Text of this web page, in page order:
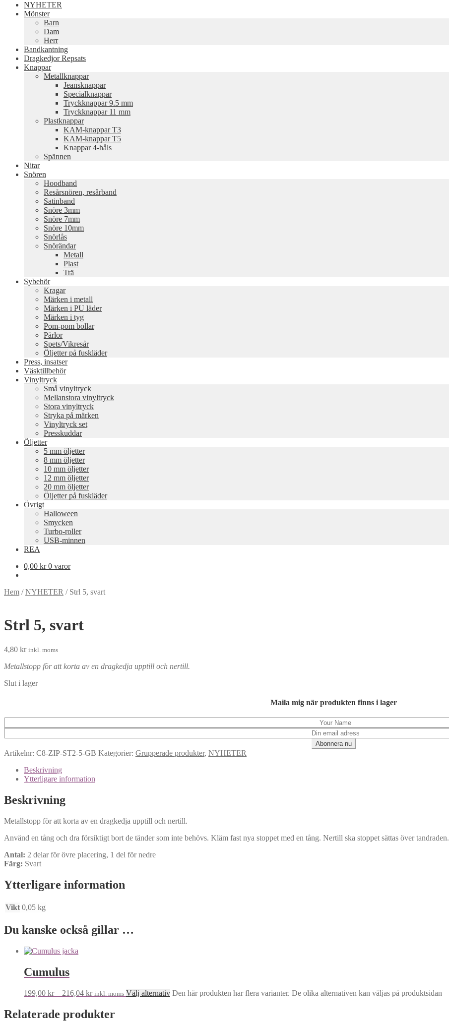
NYHETER
Mönster
Barn
Dam
Herr
Bandkantning
Dragkedjor Repsats
Knappar
Metallknappar
Jeansknappar
Specialknappar
Tryckknappar 9.5 mm
Tryckknappar 11 mm
Plastknappar
KAM-knappar T3
KAM-knappar T5
Knappar 4-håls
Spännen
Nitar
Snören
Hoodband
Resårsnören, resårband
Satinband
Snöre 3mm
Snöre 7mm
Snöre 10mm
Snörlås
Snörändar
Metall
Plast
Trä
Sybehör
Kragar
Märken i metall
Märken i PU läder
Märken i tyg
Pom-pom bollar
Pärlor
Spets/Vikresår
Öljetter på fuskläder
Press, insatser
Väsktillbehör
Vinyltryck
Små vinyltryck
Mellanstora vinyltryck
Stora vinyltryck
Stryka på märken
Vinyltryck set
Presskuddar
Öljetter
5 mm öljetter
8 mm öljetter
10 mm öljetter
12 mm öljetter
20 mm öljetter
Öljetter på fuskläder
Övrigt
Halloween
Smycken
Turbo-roller
USB-minnen
REA
0,00 kr 0 varor
Hem /NYHETER / Strl 5, svart
Strl 5, svart
4,80 kr inkl. moms
Metallstopp för att korta av en dragkedja upptill och nertill.
Slut i lager
Maila mig när produkten finns i lager
Artikelnr: C8-ZIP-ST2-5-GB Kategorier: Grupperade produkter, NYHETER
Beskrivning
Ytterligare information
Beskrivning
Metallstopp för att korta av en dragkedja upptill och nertill.
Använd en tång och dra försiktigt bort de tänder som inte behövs. Kläm fast nya stoppet med en tång. Nertill ska stoppet sättas över tandraden.
Antal: 2 delar för övre placering, 1 del för nedre
Färg: Svart
Ytterligare information
Vikt 0,05 kg
Du kanske också gillar …
Cumulus
199,00 kr– 216,04 kr inkl. moms Välj alternativ Den här produkten har flera varianter. De olika alternativen kan väljas på produktsidan
Relaterade produkter